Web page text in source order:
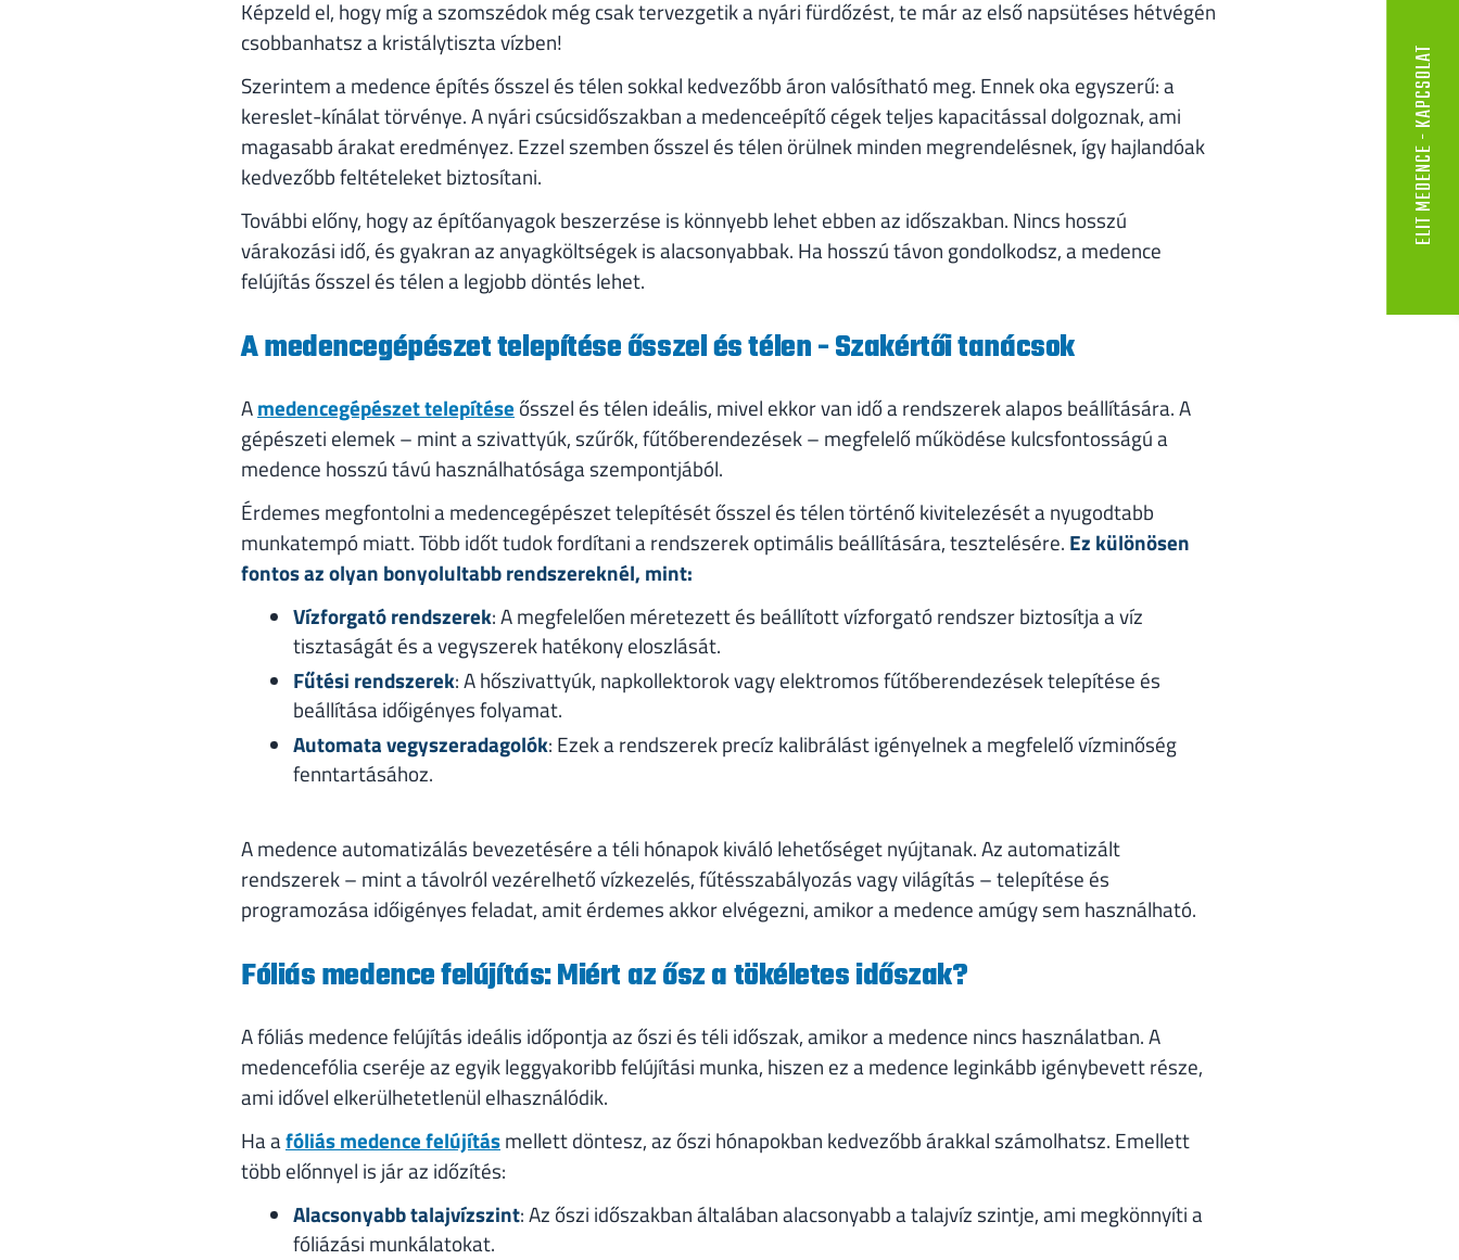
Képzeld el, hogy míg a szomszédok még csak tervezgetik a nyári fürdőzést, te már az első napsütéses hétvégén
csobbanhatsz a kristálytiszta vízben!
Szerintem a medence építés ősszel és télen sokkal kedvezőbb áron valósítható meg. Ennek oka egyszerű: a
kereslet-kínálat törvénye. A nyári csúcsidőszakban a medenceépítő cégek teljes kapacitással dolgoznak, ami
magasabb árakat eredményez. Ezzel szemben ősszel és télen örülnek minden megrendelésnek, így hajlandóak
kedvezőbb feltételeket biztosítani.
További előny, hogy az építőanyagok beszerzése is könnyebb lehet ebben az időszakban. Nincs hosszú
várakozási idő, és gyakran az anyagköltségek is alacsonyabbak. Ha hosszú távon gondolkodsz, a medence
felújítás ősszel és télen a legjobb döntés lehet.
A medencegépészet telepítése ősszel és télen - Szakértői tanácsok
Amedencegépészet telepítése ősszel és télen ideális, mivel ekkor van idő a rendszerek alapos beállítására. A
gépészeti elemek – mint a szivattyúk, szűrők, fűtőberendezések – megfelelő működése kulcsfontosságú a
medence hosszú távú használhatósága szempontjából.
Érdemes megfontolni a medencegépészet telepítését ősszel és télen történő kivitelezését a nyugodtabb
munkatempó miatt. Több időt tudok fordítani a rendszerek optimális beállítására, tesztelésére. Ez különösen
fontos az olyan bonyolultabb rendszereknél, mint:
Vízforgató rendszerek: A megfelelően méretezett és beállított vízforgató rendszer biztosítja a víz
tisztaságát és a vegyszerek hatékony eloszlását.
Fűtési rendszerek: A hőszivattyúk, napkollektorok vagy elektromos fűtőberendezések telepítése és
beállítása időigényes folyamat.
Automata vegyszeradagolók: Ezek a rendszerek precíz kalibrálást igényelnek a megfelelő vízminőség
fenntartásához.
A medence automatizálás bevezetésére a téli hónapok kiváló lehetőséget nyújtanak. Az automatizált
rendszerek – mint a távolról vezérelhető vízkezelés, fűtésszabályozás vagy világítás – telepítése és
programozása időigényes feladat, amit érdemes akkor elvégezni, amikor a medence amúgy sem használható.
Fóliás medence felújítás: Miért az ősz a tökéletes időszak?
A fóliás medence felújítás ideális időpontja az őszi és téli időszak, amikor a medence nincs használatban. A
medencefólia cseréje az egyik leggyakoribb felújítási munka, hiszen ez a medence leginkább igénybevett része,
ami idővel elkerülhetetlenül elhasználódik.
Ha afóliás medence felújításmellett döntesz, az őszi hónapokban kedvezőbb árakkal számolhatsz. Emellett
több előnnyel is jár az időzítés:
Alacsonyabb talajvízszint: Az őszi időszakban általában alacsonyabb a talajvíz szintje, ami megkönnyíti a
fóliázási munkálatokat.
ELIT MEDENCE - KAPCSOLAT